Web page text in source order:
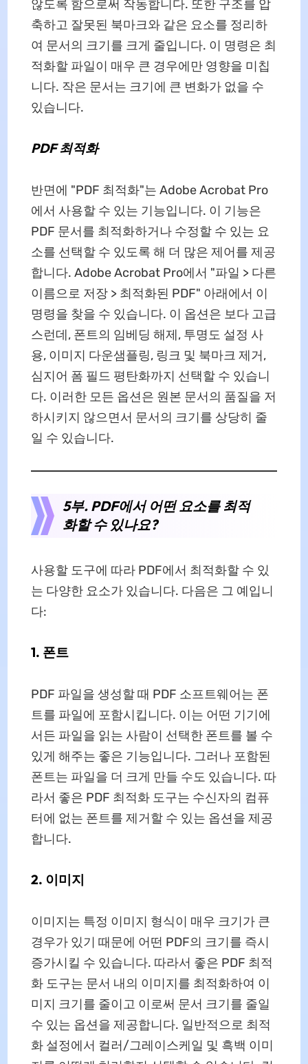
않도록 함으로써 작동합니다. 또한 구조를 압
축하고 잘못된 북마크와 같은 요소를 정리하
여 문서의 크기를 크게 줄입니다. 이 명령은 최
적화할 파일이 매우 큰 경우에만 영향을 미칩
니다. 작은 문서는 크기에 큰 변화가 없을 수
있습니다.
PDF 최적화
반면에 "PDF 최적화"는 Adobe Acrobat Pro
에서 사용할 수 있는 기능입니다. 이 기능은
PDF 문서를 최적화하거나 수정할 수 있는 요
소를 선택할 수 있도록 해 더 많은 제어를 제공
합니다. Adobe Acrobat Pro에서 "파일 > 다른
이름으로 저장 > 최적화된 PDF" 아래에서 이
명령을 찾을 수 있습니다. 이 옵션은 보다 고급
스런데, 폰트의 임베딩 해제, 투명도 설정 사
용, 이미지 다운샘플링, 링크 및 북마크 제거,
심지어 폼 필드 평탄화까지 선택할 수 있습니
다. 이러한 모든 옵션은 원본 문서의 품질을 저
하시키지 않으면서 문서의 크기를 상당히 줄
일 수 있습니다.
5부. PDF에서 어떤 요소를 최적
화할 수 있나요?
사용할 도구에 따라 PDF에서 최적화할 수 있
는 다양한 요소가 있습니다. 다음은 그 예입니
다:
1. 폰트
PDF 파일을 생성할 때 PDF 소프트웨어는 폰
트를 파일에 포함시킵니다. 이는 어떤 기기에
서든 파일을 읽는 사람이 선택한 폰트를 볼 수
있게 해주는 좋은 기능입니다. 그러나 포함된
폰트는 파일을 더 크게 만들 수도 있습니다. 따
라서 좋은 PDF 최적화 도구는 수신자의 컴퓨
터에 없는 폰트를 제거할 수 있는 옵션을 제공
합니다.
2. 이미지
이미지는 특정 이미지 형식이 매우 크기가 큰
경우가 있기 때문에 어떤 PDF의 크기를 즉시
증가시킬 수 있습니다. 따라서 좋은 PDF 최적
화 도구는 문서 내의 이미지를 최적화하여 이
미지 크기를 줄이고 이로써 문서 크기를 줄일
수 있는 옵션을 제공합니다. 일반적으로 최적
화 설정에서 컬러/그레이스케일 및 흑백 이미